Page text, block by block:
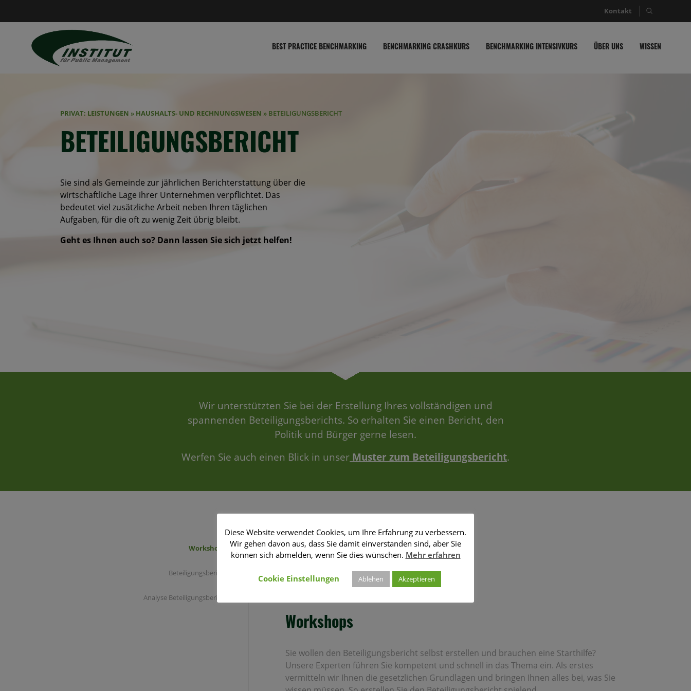
Kontakt Suche
BEST PRACTICE BENCHMARKING BENCHMARKING CRASHKURS BENCHMARKING INTENSIVKURS ÜBER UNS WISSEN
PRIVAT: LEISTUNGEN » HAUSHALTS- UND RECHNUNGSWESEN » BETEILIGUNGSBERICHT
BETEILIGUNGSBERICHT
Sie sind als Gemeinde zur jährlichen Berichterstattung über die
wirtschaftliche Lage ihrer Unternehmen verpflichtet. Das
bedeutet viel zusätzliche Arbeit neben Ihren täglichen
Aufgaben, für die oft zu wenig Zeit übrig bleibt.
Geht es Ihnen auch so? Dann lassen Sie sich jetzt helfen!
Wir unterstützten Sie bei der Erstellung Ihres vollständigen und
spannenden Beteiligungsberichts. So erhalten Sie einen Bericht, den
Politik und Bürger gerne lesen.
Werfen Sie auch einen Blick in unser Muster zum Beteiligungsbericht.
Workshops
Beteiligungsbericht
Analyse Beteiligungsbericht
Workshops
Sie wollen den Beteiligungsbericht selbst erstellen und brauchen eine Starthilfe?
Unsere Experten führen Sie kompetent und schnell in das Thema ein. Als erstes
vermitteln wir Ihnen die gesetzlichen Grundlagen und bringen Ihnen alles bei, was Sie
Diese Website verwendet Cookies, um Ihre Erfahrung zu verbessern.
Wir gehen davon aus, dass Sie damit einverstanden sind, aber Sie
können sich abmelden, wenn Sie dies wünschen. Mehr erfahren
Cookie Einstellungen Ablehen Akzeptieren